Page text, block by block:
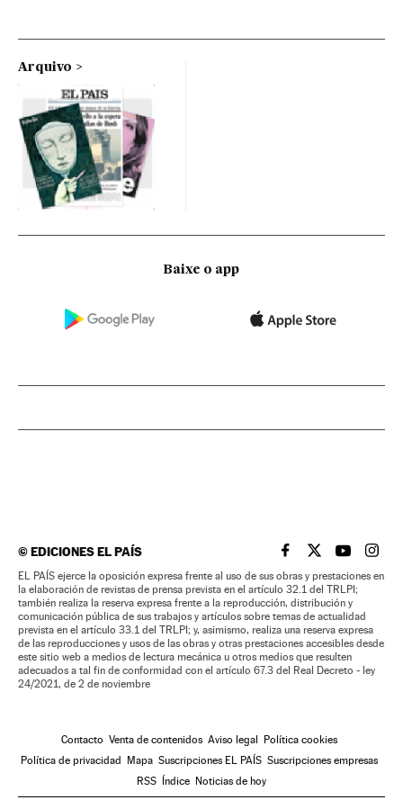
Arquivo
Baixe o app
©EDICIONES EL PAÍS EL PAÍS BRASIL EN
EL PAÍSEL PAÍS
EL
EL PAÍS ejerce la oposición expresa frente al uso de sus obras y prestaciones en
la elaboración de revistas de prensa prevista en el artículo 32.1 del TRLPI;
también realiza la reserva expresa frente a la reproducción, distribución y
comunicación pública de sus trabajos y artículos sobre temas de actualidad
prevista en el artículo 33.1 del TRLPI; y, asimismo, realiza una reserva expresa
de las reproducciones y usos de las obras y otras prestaciones accesibles desde
este sitio web a medios de lectura mecánica u otros medios que resulten
adecuados a tal fin de conformidad con el artículo 67.3 del Real Decreto - ley
24/2021, de 2 de noviembre
Contacto Venta de contenidos Aviso legal
Política cookies
Política de privacidad
Mapa Suscripciones EL PAÍS Suscripciones empresas
RSS
Índice Noticias de hoy